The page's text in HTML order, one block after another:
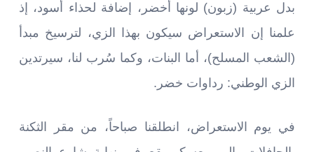
بدل عربية (زبون) لونها أخضر، إضافة لحذاء أسود، إذ
علمنا إن الاستعراض سيكون بهذا الزي، لترسيخ مبدأ
(الشعب المسلح)، أما البنات، وكما سُرب لنا، سيرتدين
الزي الوطني: رداوات خضر.
في يوم الاستعراض، انطلقنا صباحاً، من مقر الثكنة